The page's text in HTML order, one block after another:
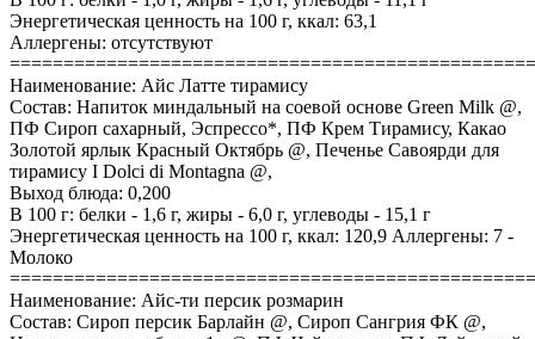
Энергетическая ценность на 100 г, ккал: 63,1
Аллергены: отсутствуют
Наименование: Айс Латте тирамису
Состав: Напиток миндальный на соевой основе Green Milk @,
ПФ Сироп сахарный, Эспрессо*, ПФ Крем Тирамису, Какао
Золотой ярлык Красный Октябрь @, Печенье Савоярди для
тирамису I Dolci di Montagna @,
Выход блюда: 0,200
В 100 г: белки - 1,6 г, жиры - 6,0 г, углеводы - 15,1 г
Энергетическая ценность на 100 г, ккал: 120,9 Аллергены: 7 -
Молоко
Наименование: Айс-ти персик розмарин
Состав: Сироп персик Барлайн @, Сироп Сангрия ФК @,